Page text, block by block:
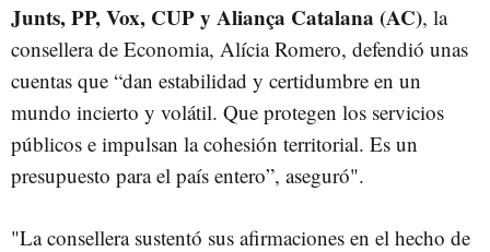
Junts, PP, Vox, CUP y Aliança Catalana (AC), la
consellera de Economia, Alícia Romero, defendió unas
cuentas que “dan estabilidad y certidumbre en un
mundo incierto y volátil. Que protegen los servicios
públicos e impulsan la cohesión territorial. Es un
presupuesto para el país entero”, aseguró".
"La consellera sustentó sus afirmaciones en el hecho de